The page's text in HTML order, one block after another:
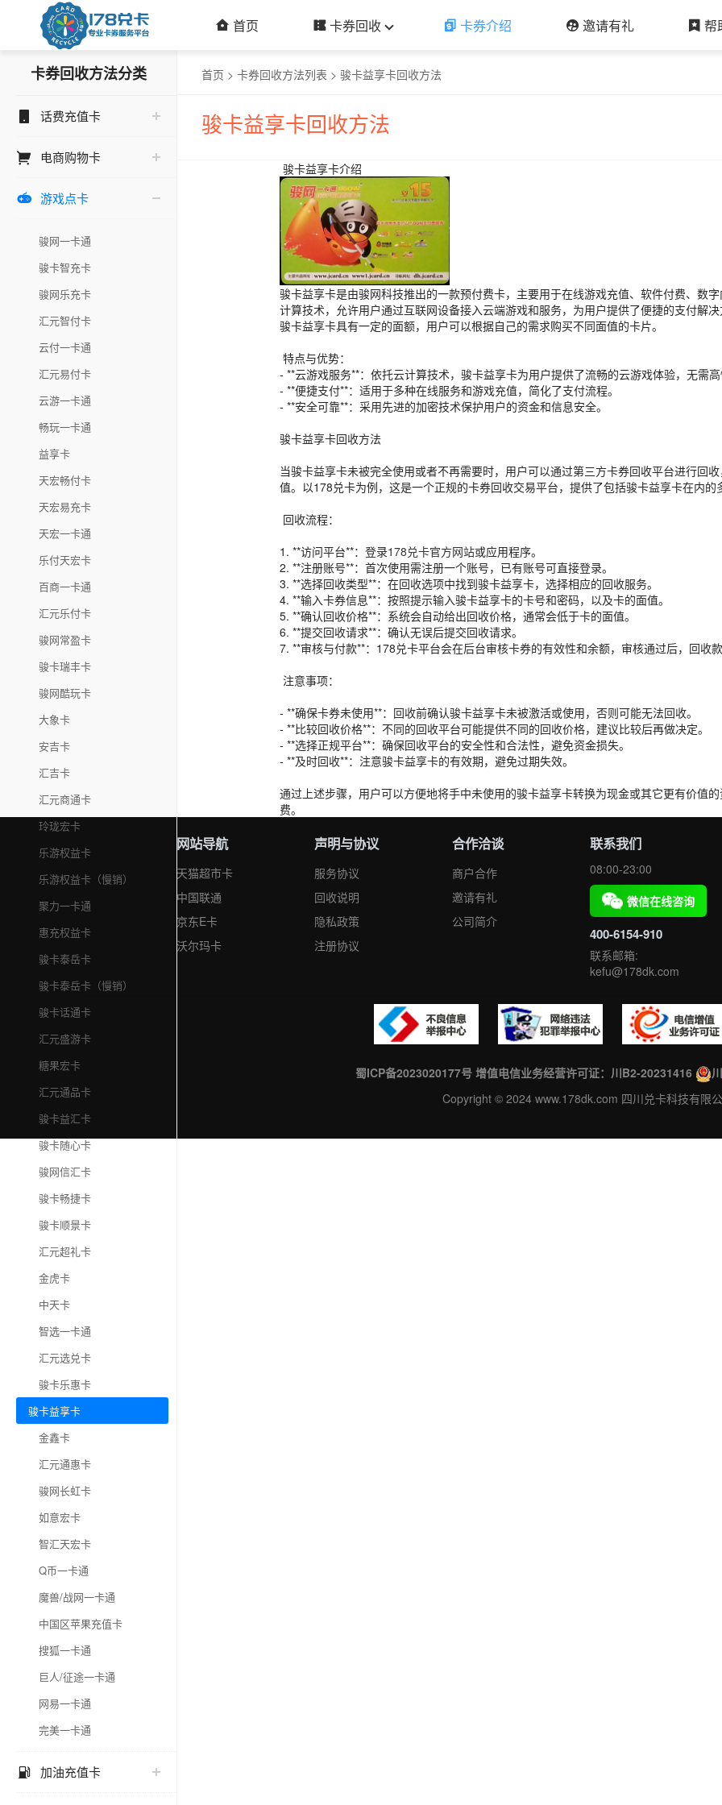
首页 卡券回收 卡券介绍 邀请有礼 帮
卡券回收方法分类
话费充值卡
电商购物卡
 游戏点卡
骏网一卡通
骏卡智充卡
骏网乐充卡
汇元智付卡
云付一卡通
汇元易付卡
云游一卡通
畅玩一卡通
益享卡
天宏畅付卡
天宏易充卡
天宏一卡通
乐付天宏卡
百商一卡通
汇元乐付卡
骏网常盈卡
骏卡瑞丰卡
骏网酷玩卡
大象卡
安吉卡
汇吉卡
汇元商通卡
玲珑宏卡
乐游权益卡
乐游权益卡（慢销）
聚力一卡通
惠充权益卡
骏卡泰岳卡
骏卡泰岳卡（慢销）
骏卡话通卡
汇元盛游卡
糖果宏卡
汇元通品卡
骏卡益汇卡
骏卡随心卡
骏网信汇卡
骏卡畅捷卡
骏卡顺景卡
汇元超礼卡
金虎卡
中天卡
智选一卡通
汇元选兑卡
骏卡乐惠卡
骏卡益享卡
金鑫卡
汇元通惠卡
骏网长虹卡
如意宏卡
智汇天宏卡
Q币一卡通
魔兽/战网一卡通
中国区苹果充值卡
搜狐一卡通
巨人/征途一卡通
网易一卡通
完美一卡通
 加油充值卡
首页 > 卡券回收方法列表 > 骏卡益享卡回收方法
骏卡益享卡回收方法
骏卡益享卡介绍
骏卡益享卡是由骏网科技推出的一款预付费卡，主要用于在线游戏充值、软件付费、数
计算技术，允许用户通过互联网设备接入云端游戏和服务，为用户提供了便捷的支付解决
骏卡益享卡具有一定的面额，用户可以根据自己的需求购买不同面值的卡片。
特点与优势：
- **云游戏服务**：依托云计算技术，骏卡益享卡为用户提供了流畅的云游戏体验，无需高
- **便捷支付**：适用于多种在线服务和游戏充值，简化了支付流程。
- **安全可靠**：采用先进的加密技术保护用户的资金和信息安全。
骏卡益享卡回收方法
当骏卡益享卡未被完全使用或者不再需要时，用户可以通过第三方卡券回收平台进行回
值。以178兑卡为例，这是一个正规的卡券回收交易平台，提供了包括骏卡益享卡在内的
回收流程：
1. **访问平台**：登录178兑卡官方网站或应用程序。
2. **注册账号**：首次使用需注册一个账号，已有账号可直接登录。
3. **选择回收类型**：在回收选项中找到骏卡益享卡，选择相应的回收服务。
4. **输入卡券信息**：按照提示输入骏卡益享卡的卡号和密码，以及卡的面值。
5. **确认回收价格**：系统会自动给出回收价格，通常会低于卡的面值。
6. **提交回收请求**：确认无误后提交回收请求。
7. **审核与付款**：178兑卡平台会在后台审核卡券的有效性和余额，审核通过后，回收款
注意事项：
- **确保卡券未使用**：回收前确认骏卡益享卡未被激活或使用，否则可能无法回收。
- **比较回收价格**：不同的回收平台可能提供不同的回收价格，建议比较后再做决定。
- **选择正规平台**：确保回收平台的安全性和合法性，避免资金损失。
- **及时回收**：注意骏卡益享卡的有效期，避免过期失效。
通过上述步骤，用户可以方便地将手中未使用的骏卡益享卡转换为现金或其它更有价值
费。
网站导航
天猫超市卡
中国联通
京东E卡
沃尔玛卡
声明与协议
服务协议
回收说明
隐私政策
注册协议
合作洽谈
商户合作
邀请有礼
公司简介
联系我们
08:00-23:00
微信在线咨询
400-6154-910
联系邮箱:
kefu@178dk.com
蜀ICP备2023020177号 增值电信业务经营许可证：川B2-20231416
Copyright © 2024 www.178dk.com 四川兑卡科技有限